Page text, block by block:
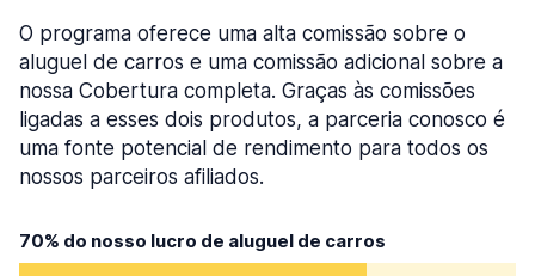
70% do nosso lucro de aluguel de carros
O programa oferece uma alta comissão sobre o
aluguel de carros e uma comissão adicional sobre a
nossa Cobertura completa. Graças às comissões
ligadas a esses dois produtos, a parceria conosco é
uma fonte potencial de rendimento para todos os
nossos parceiros afiliados.